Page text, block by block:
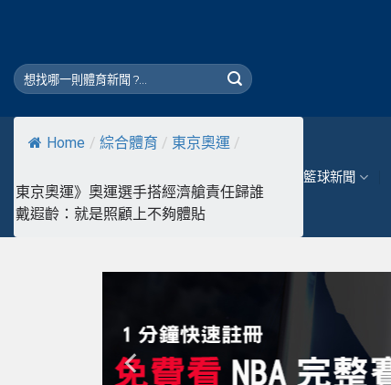
Home / 綜合體育 / 東京奧運 /
東京奧運》奧運選手搭經濟艙責任歸誰
戴遐齡：就是照顧上不夠體貼
籃球新聞